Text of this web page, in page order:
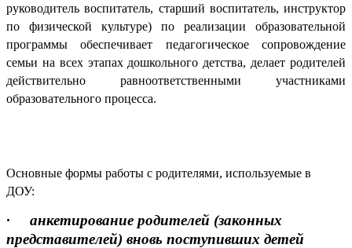
руководитель воспитатель, старший воспитатель, инструктор
по физической культуре) по реализации образовательной
программы обеспечивает педагогическое сопровождение
семьи на всех этапах дошкольного детства, делает родителей
действительно равноответственными участниками
образовательного процесса.
Основные формы работы с родителями, используемые в
ДОУ:
· анкетирование родителей (законных
представителей) вновь поступивших детей